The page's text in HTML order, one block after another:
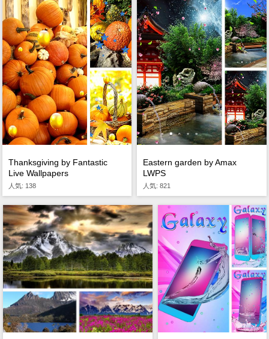
Thanksgiving by Fantastic
Live Wallpapers
人気: 138
Eastern garden by Amax
LWPS
人気: 821